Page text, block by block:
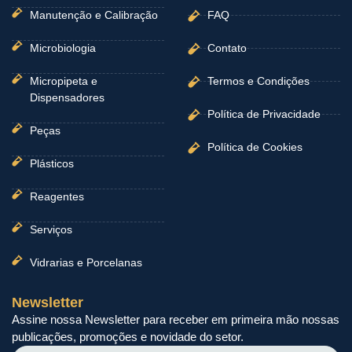
Manutenção e Calibração
Microbiologia
Micropipeta e
Dispensadores
Peças
Plásticos
Reagentes
Serviços
Vidrarias e Porcelanas
FAQ
Contato
Termos e Condições
Política de Privacidade
Política de Cookies
Newsletter
Assine nossa Newsletter para receber em primeira mão nossas
publicações, promoções e novidade do setor.